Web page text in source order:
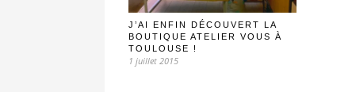
J’AI ENFIN DÉCOUVERT LA
BOUTIQUE ATELIER VOUS À
TOULOUSE !
1 juillet 2015